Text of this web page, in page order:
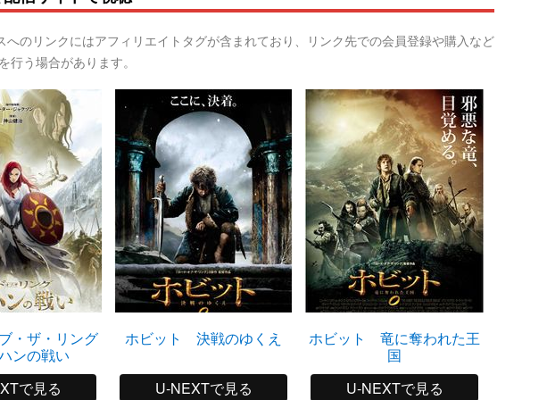
へのリンクにはアフィリエイトタグが含まれており、リンク先での会員登録や購入など
行う場合があります。
・ザ・リング
ンの戦い
で見る
ホビット 決戦のゆくえ
U-NEXTで見る
ホビット 竜に奪われた王
国
U-NEXTで見る